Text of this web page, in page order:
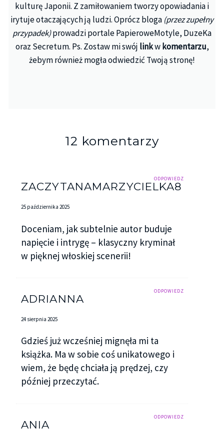
kulturę Japonii. Z zamiłowaniem tworzy opowiadania i
irytuje otaczających ją ludzi. Oprócz bloga (przez zupełny
przypadek)prowadzi portale PapieroweMotyle, DuzeKa
oraz Secretum. Ps. Zostaw mi swój linkwkomentarzu,
żebym również mogła odwiedzić Twoją stronę!
12 komentarzy
ODPOWIEDZ
ZACZYTANAMARZYCIELKA8
25 października 2025
Doceniam, jak subtelnie autor buduje
napięcie i intrygę – klasyczny kryminał
w pięknej włoskiej scenerii!
ODPOWIEDZ
ADRIANNA
24 sierpnia 2025
Gdzieś już wcześniej mignęła mi ta
książka. Ma w sobie coś unikatowego i
wiem, że będę chciała ją prędzej, czy
później przeczytać.
ODPOWIEDZ
ANIA